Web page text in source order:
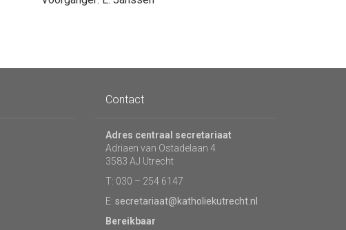
Contact
Adres centraal secretariaat
Adriaen van Ostadelaan 4
3583 AJ Utrecht
T: 030 – 254 6147
E: secretariaat@katholiekutrecht.nl
Bereikbaar